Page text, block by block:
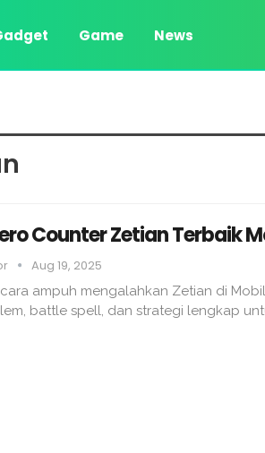
Game News
Counter Zetian Terbaik
Aug 19, 2025
ampuh mengalahkan Zetian di
battle spell, dan strategi lengkap